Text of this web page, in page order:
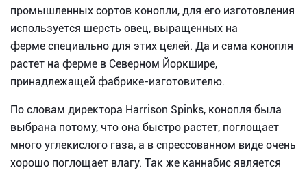
промышленных сортов конопли, для его изготовления
используется шерсть овец, выращенных на
ферме специально для этих целей. Да и сама конопля
растет на ферме в Северном Йоркшире,
принадлежащей фабрике-изготовителю.
По словам директора Harrison Spinks, конопля была
выбрана потому, что она быстро растет, поглощает
много углекислого газа, а в спрессованном виде очень
хорошо поглощает влагу. Так же каннабис является